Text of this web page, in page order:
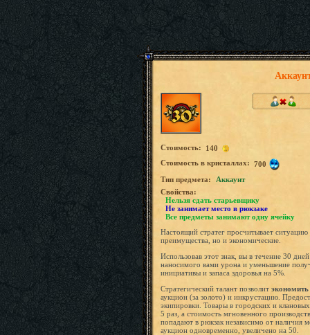
Стоимость:
140
Стоимость в кристаллах: 700
Tип предмета:
Аккаунт
Свойства:
Нельзя сдать старьевщику
Не занимает место в рюкзаке
Все предметы занимают одну ячейку
Настоящий стратег просчитывает
преимущества, но и экономические.
Использовав этот знак, вы в течение 30
наносимого вами урона и уменьшение
инициативы и запаса здоровья на 5%.
Стратегический талант позволит экономить
аукцион (за золото) и инкрустацию.
экипировки. Товары в городских и
5 раз, а стоимость мгновенного
попадают в рюкзак независимо от наличия
аукцион одновременно, увеличено на 50.